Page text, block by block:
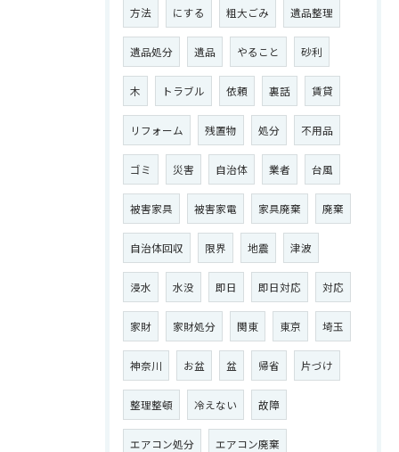
方法 にする 粗大ごみ 遺品整理
遺品処分 遺品 やること 砂利
木 トラブル 依頼 裏話 賃貸
リフォーム 残置物 処分 不用品
ゴミ 災害 自治体 業者 台風
被害家具 被害家電 家具廃棄 廃棄
自治体回収 限界 地震 津波
浸水 水没 即日 即日対応 対応
家財 家財処分 関東 東京 埼玉
神奈川 お盆 盆 帰省 片づけ
整理整頓 冷えない 故障
エアコン処分 エアコン廃棄